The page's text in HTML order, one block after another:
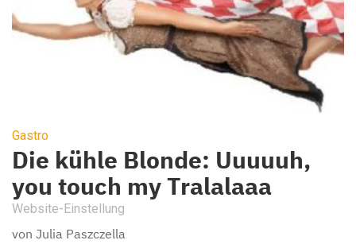
Gastro
Die kühle Blonde: Uuuuuh,
you touch my Tralalaaa
Website-Einstellung
von Julia Paszczella